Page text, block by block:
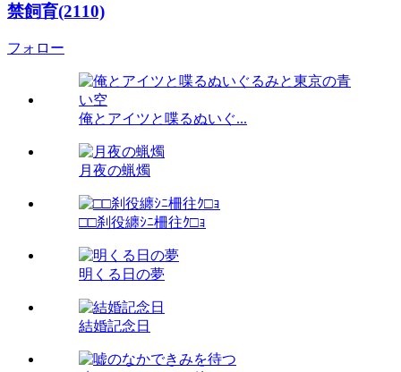
禁飼育(2110)
フォロー
俺とアイツと喋るぬいぐ...
月夜の蝋燭
□□刹役纏ｼﾆ柵往ｸ□ｮ
明くる日の夢
結婚記念日